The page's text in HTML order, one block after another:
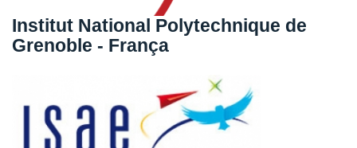
Institut National Polytechnique de
Grenoble - França